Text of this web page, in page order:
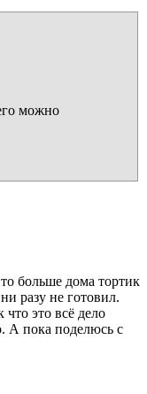
можно
больше дома тортик
разу не готовил.
что это всё дело
А пока поделюсь с